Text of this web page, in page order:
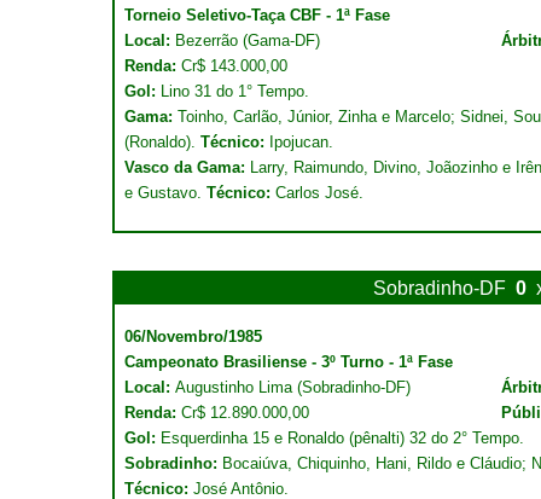
Torneio Seletivo-Taça CBF - 1ª Fase
Local: Bezerrão (Gama-DF)
Renda: Cr$ 143.000,00
Gol: Lino 31 do 1° Tempo.
Gama: Toinho, Carlão, Júnior, Zinha e Marcelo; Sidnei,
(Ronaldo). Técnico: Ipojucan.
Vasco da Gama: Larry, Raimundo, Divino, Joãozinho e
e Gustavo. Técnico: Carlos José.
Sobradinho-DF 0
06/Novembro/1985
Campeonato Brasiliense - 3º Turno - 1ª Fase
Local: Augustinho Lima (Sobradinho-DF)
Renda: Cr$ 12.890.000,00
Gol: Esquerdinha 15 e Ronaldo (pênalti) 32 do 2° Tempo.
Sobradinho: Bocaiúva, Chiquinho, Hani, Rildo e Cláudio;
Técnico: José Antônio.